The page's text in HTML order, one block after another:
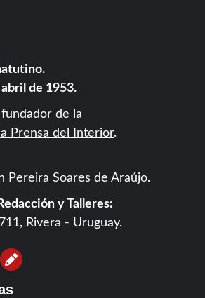
de 1953.
de la
Prensa del Interior.
Pereira Soares de Araújo.
y Talleres:
Rivera - Uruguay.
Contáctanos